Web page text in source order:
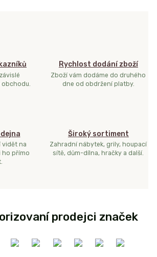
Rychlost dodání zboží
Zboží vám dodáme do druhého
dne od obdržení platby.
vidět na
ho přímo
Široký sortiment
Zahradní nábytek, grily, houpací
sítě, dům-dílna, hračky a další.
prodejci značek